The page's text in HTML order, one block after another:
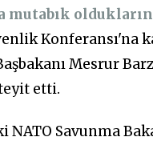
mutabık
Konferansı'na
Mesrur
etti.
NATO Savunma